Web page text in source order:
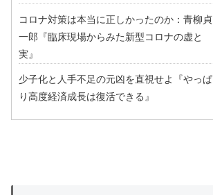
コロナ対策は本当に正しかったのか：青柳貞
一郎『臨床現場からみた新型コロナの虚と
実』
少子化と人手不足の元凶を直視せよ『やっぱ
り高度経済成長は復活できる』